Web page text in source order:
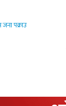
जना पक्राउ